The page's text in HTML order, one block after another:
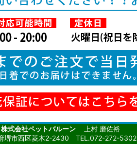
株式会社ペットバルーン
上村 磨佐裕
堺市西区菱木2-2430 TEL.072-272-5302